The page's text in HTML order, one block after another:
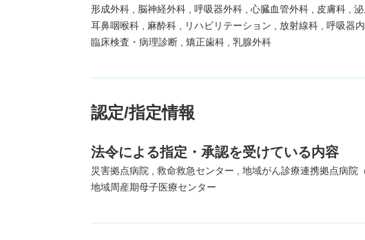
形成外科
脳神経外科 呼吸器外科 心臓血管外科 皮膚科
耳鼻咽喉科
麻酔科 リハビリテーション 放射線科 呼吸器
臨床検査・病理診断
矯正歯科 乳腺外科
認定/指定情報
法令による指定・承認を受けている内容
災害拠点病院 救命救急センター
地域がん診療連携拠点病院
地域周産期母子医療センター